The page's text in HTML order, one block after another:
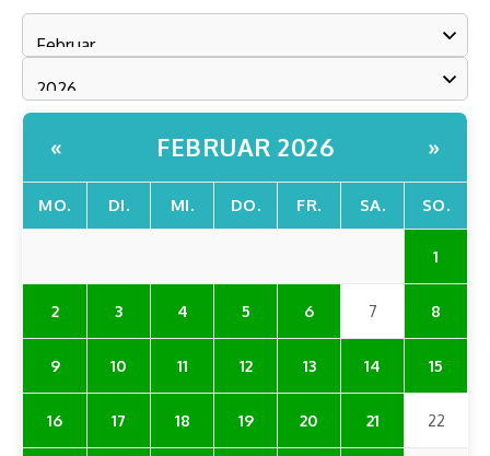
« FEBRUAR 2026 »
MO. DI. MI. DO. FR. SA. SO.
1
2 3 4 5 6 7 8
9 10 11 12 13 14 15
16 17 18 19 20 21 22